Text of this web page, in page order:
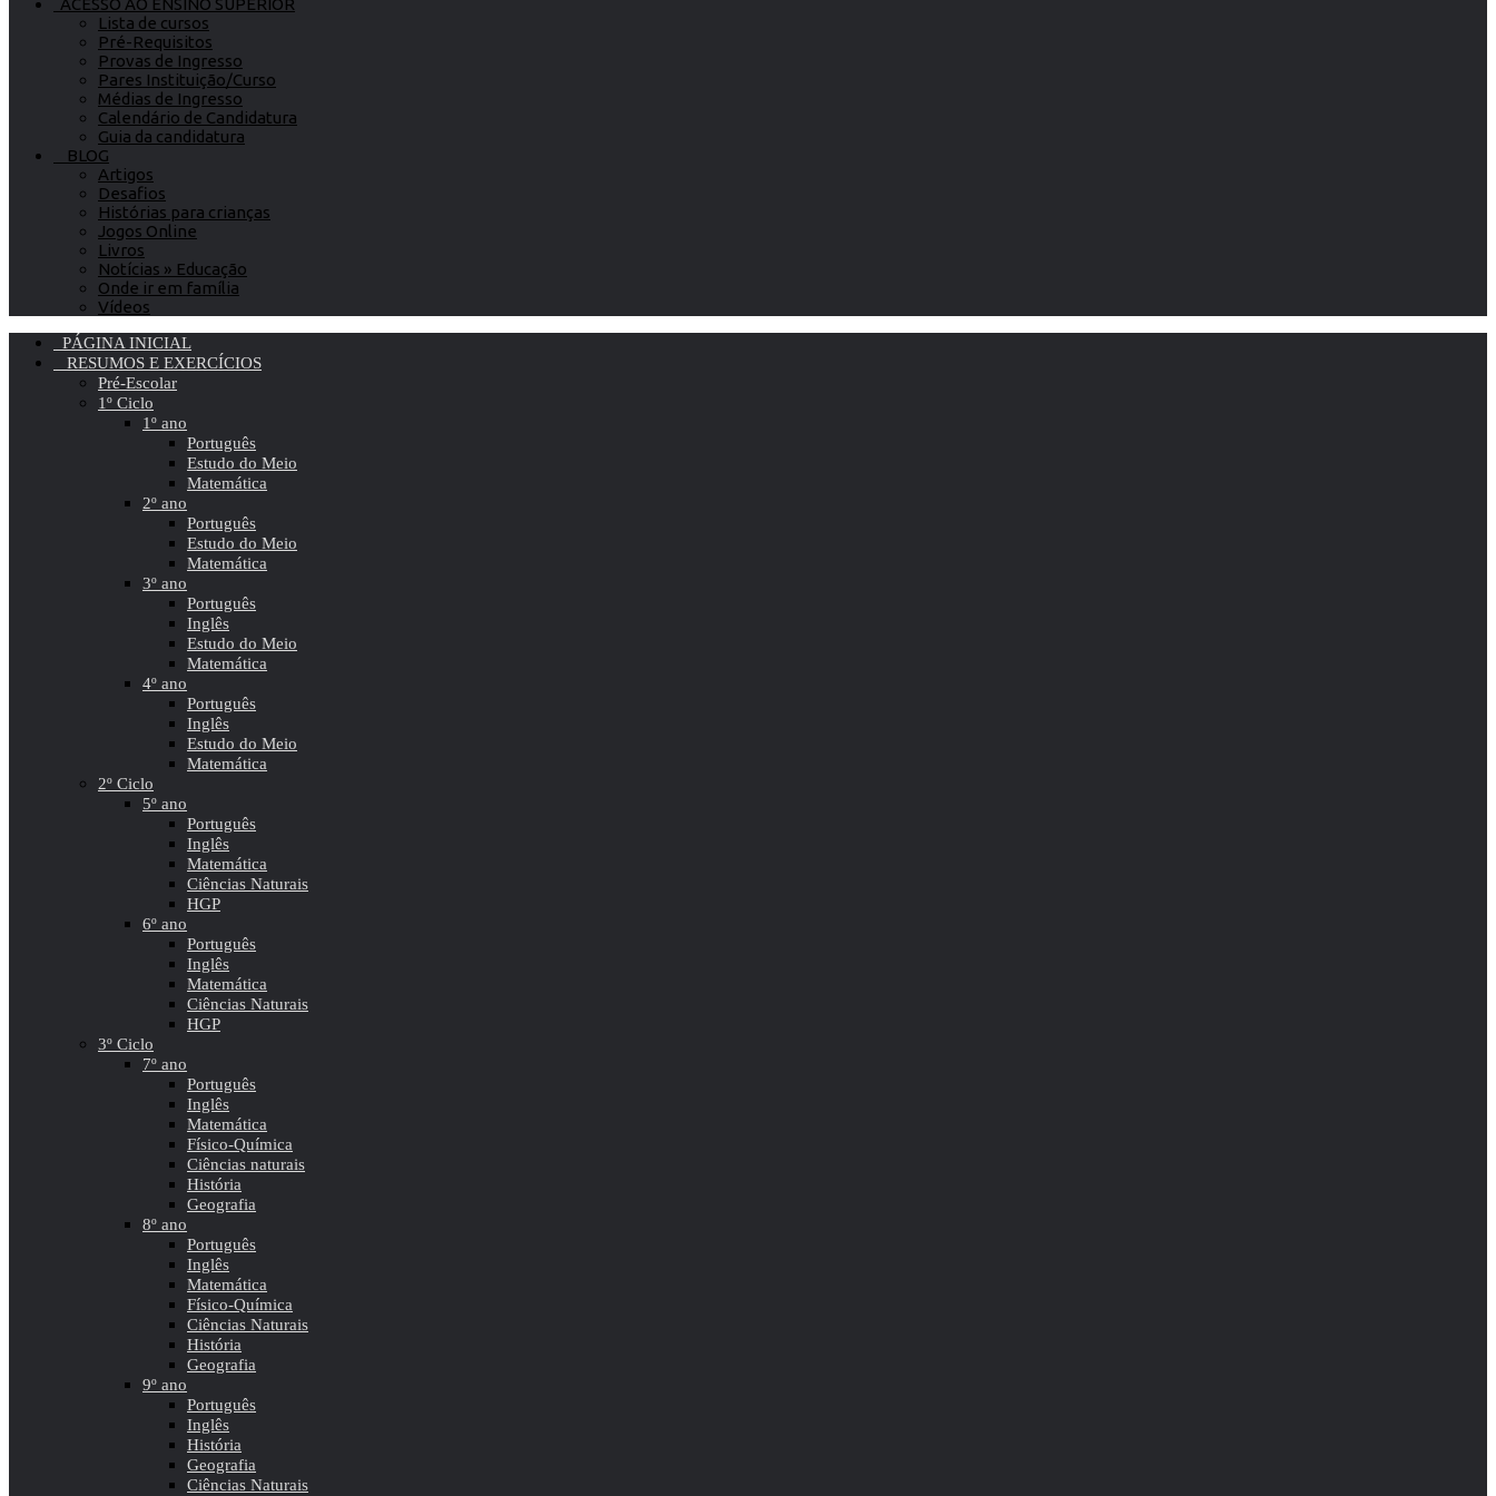
ACESSO AO ENSINO SUPERIOR
Lista de cursos
Pré-Requisitos
Provas de Ingresso
Pares Instituição/Curso
Médias de Ingresso
Calendário de Candidatura
Guia da candidatura
BLOG
Artigos
Desafios
Histórias para crianças
Jogos Online
Livros
Notícias » Educação
Onde ir em família
Vídeos
PÁGINA INICIAL
RESUMOS E EXERCÍCIOS
Pré-Escolar
1º Ciclo
1º ano
Português
Estudo do Meio
Matemática
2º ano
Português
Estudo do Meio
Matemática
3º ano
Português
Inglês
Estudo do Meio
Matemática
4º ano
Português
Inglês
Estudo do Meio
Matemática
2º Ciclo
5º ano
Português
Inglês
Matemática
Ciências Naturais
HGP
6º ano
Português
Inglês
Matemática
Ciências Naturais
HGP
3º Ciclo
7º ano
Português
Inglês
Matemática
Físico-Química
Ciências naturais
História
Geografia
8º ano
Português
Inglês
Matemática
Físico-Química
Ciências Naturais
História
Geografia
9º ano
Português
Inglês
História
Geografia
Ciências Naturais